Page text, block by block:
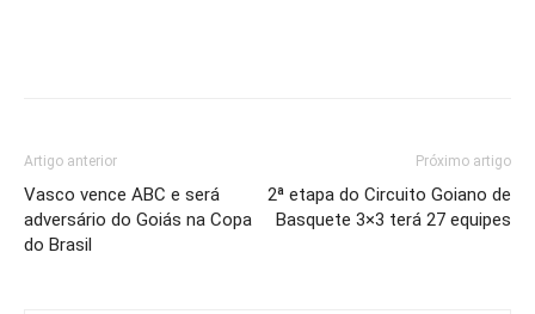
Artigo anterior
Vasco vence ABC e será
adversário do Goiás na Copa
do Brasil
Próximo artigo
2ª etapa do Circuito Goiano de
Basquete 3×3 terá 27 equipes